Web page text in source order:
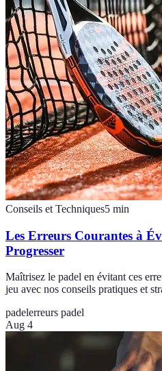
Conseils et Techniques5 min
Les Erreurs Courantes à
Progresser
Maîtrisez le padel en évitant ces
jeu avec nos conseils pratiques et
padelerreurs padel
Aug 4